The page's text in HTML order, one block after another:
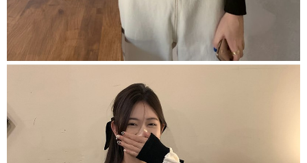
５．嚴禁一人註冊多個帳號或使用他人資訊註冊。若發現惡意使用之情形，
恩沛科技股份有限公司將有權停止該用戶之使用額度並採取法律行動。